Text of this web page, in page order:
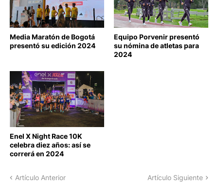
ATLETISMO
Media Maratón de Bogotá
presentó su edición 2024
ANGIE ORJUELA
Equipo Porvenir presentó
su nómina de atletas para
2024
ATLETISMO
Enel X Night Race 10K
celebra diez años: así se
correrá en 2024
Artículo Anterior Artículo Siguiente